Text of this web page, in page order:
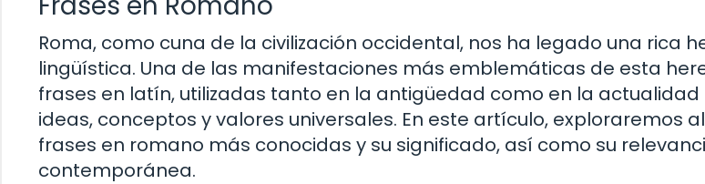
Roma, como cuna de la civilización occidental, nos ha legado una rica
lingüística. Una de las manifestaciones más emblemáticas de esta
frases en latín, utilizadas tanto en la antigüedad como en la
ideas, conceptos y valores universales. En este artículo, exploraremos
frases en romano más conocidas y su significado, así como su
contemporánea.